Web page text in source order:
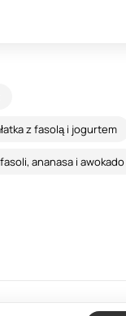
z fasolą i jogurtem
ananasa i awokado